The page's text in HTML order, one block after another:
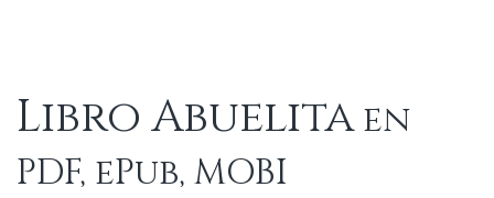
Libro Abuelitaen
PDF, ePub, MOBI